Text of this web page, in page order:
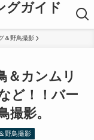
グガイド
＆野鳥撮影
＆カンムリ
ど！！バー
撮影。
野鳥撮影